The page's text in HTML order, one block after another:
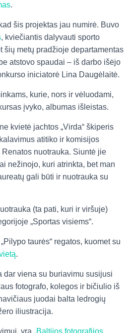
.
šis projektas jau numirė. Buvo
, kviečiantis dalyvauti sporto
šių metų pradžioje departamentas
atstovo spaudai – iš darbo išėjo
iniciatorė Lina Daugėlaitė.
kurie, nors ir vėluodami,
įvyko, albumas išleistas.
kvietė jachtos „Virda“ škiperis
atitiko ir komisijos
nuotrauka. Siuntė jie
nežinojo, kuri atrinkta, bet man
gali būti ir nuotrauka su
(ta pati, kuri ir viršuje)
„Sportas visiems“.
taurės“ regatos, kuomet su
.
dar viena su buriavimu susijusi
fotografo, kolegos ir bičiulio iš
juodai balta ledrogių
iliustracija.
yra „Baltijos fotografijos